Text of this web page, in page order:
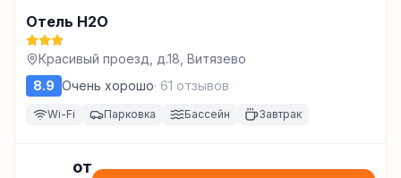
Отель H2O
Красивый проезд, д.18, Витязево
8.9 Очень хорошо· 61 отзывов
Wi-Fi Парковка Бассейн Завтрак
от